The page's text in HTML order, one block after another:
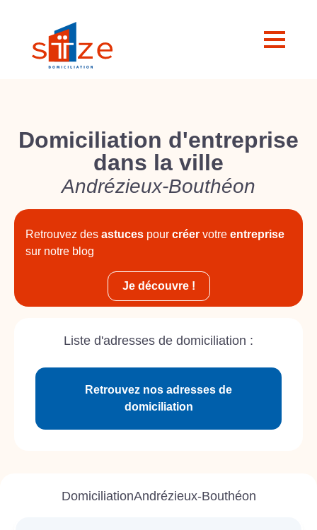
Domiciliation d'entreprise
dans la ville
Andrézieux-Bouthéon
Retrouvez des astuces pour créer votre entreprise
sur notre blog
Je découvre !
Liste d'adresses de domiciliation :
Retrouvez nos adresses de
domiciliation
DomiciliationAndrézieux-Bouthéon